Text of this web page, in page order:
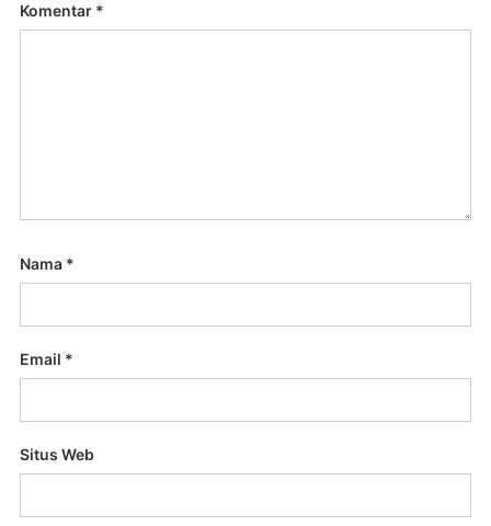
Komentar *
Nama *
Email *
Situs Web